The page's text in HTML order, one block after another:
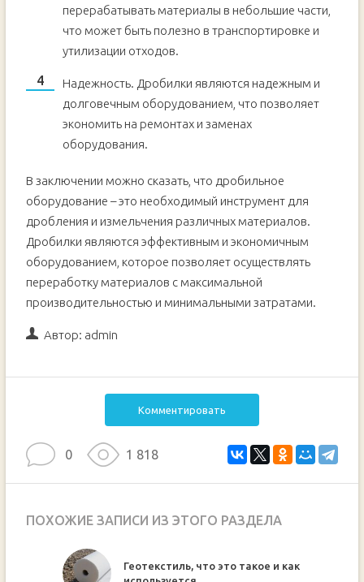
перерабатывать материалы в небольшие части,
что может быть полезно в транспортировке и
утилизации отходов.
Надежность. Дробилки являются надежным и
долговечным оборудованием, что позволяет
экономить на ремонтах и заменах
оборудования.
В заключении можно сказать, что дробильное
оборудование – это необходимый инструмент для
дробления и измельчения различных материалов.
Дробилки являются эффективным и экономичным
оборудованием, которое позволяет осуществлять
переработку материалов с максимальной
производительностью и минимальными затратами.
Автор: admin
Комментировать
0 1 818
ПОХОЖИЕ ЗАПИСИ ИЗ ЭТОГО РАЗДЕЛА
Геотекстиль, что это такое и как